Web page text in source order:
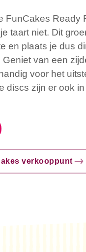
FunCakes Ready
taart niet. Dit
en plaats je dus
van een
voor het
discs zijn er ook
verkooppunt